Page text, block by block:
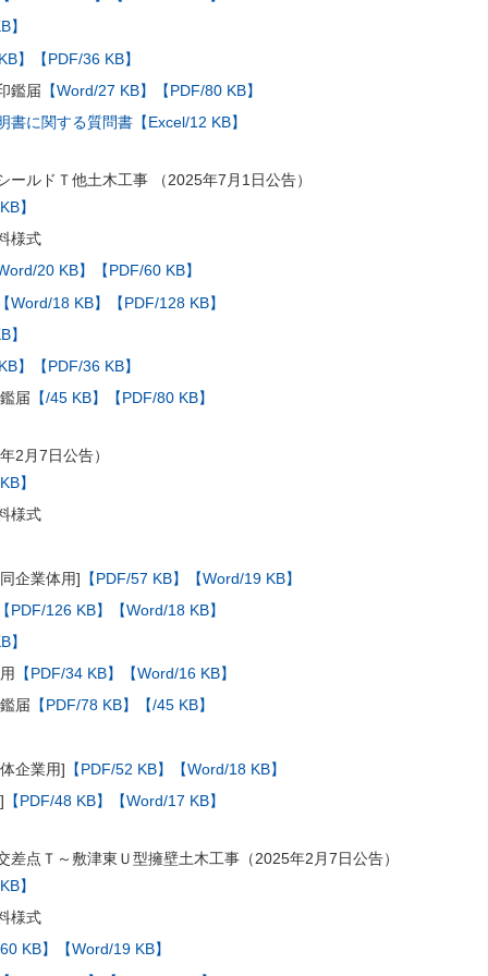
】
【PDF/36 KB】
鑑届 【Word/27 KB】
【PDF/80 KB】
に関する質問書【Excel/12 KB】
ールドＴ他土木工事 （2025年7月1日公告）
】
様式
20 KB】
【PDF/60 KB】
Word/18 KB】
【PDF/128 KB】
】
【PDF/36 KB】
届 【/45 KB】 【PDF/80 KB】
2月7日公告）
】
様式
企業体用] 【PDF/57 KB】
【Word/19 KB】
PDF/126 KB】
【Word/18 KB】
【PDF/34 KB】
【Word/16 KB】
届 【PDF/78 KB】 【/45 KB】
企業用] 【PDF/52 KB】
【Word/18 KB】
【PDF/48 KB】 【Word/17 KB】
差点Ｔ～敷津東Ｕ型擁壁土木工事（2025年2月7日公告）
】
様式
KB】
【Word/19 KB】